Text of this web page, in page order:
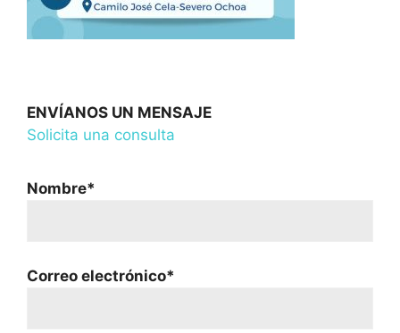
ENVÍANOS UN MENSAJE
Solicita una consulta
Nombre*
Correo electrónico*